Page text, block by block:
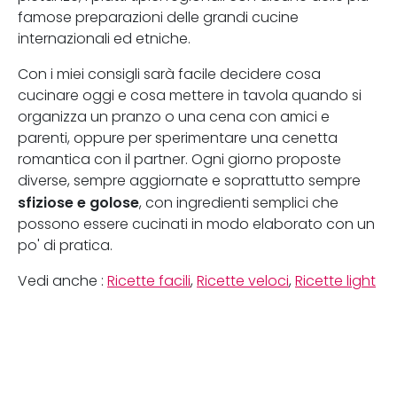
famose preparazioni delle grandi cucine
internazionali ed etniche.
Con i miei consigli sarà facile decidere cosa
cucinare oggi e cosa mettere in tavola quando si
organizza un pranzo o una cena con amici e
parenti, oppure per sperimentare una cenetta
romantica con il partner. Ogni giorno proposte
diverse, sempre aggiornate e soprattutto sempre
sfiziose e golose, con ingredienti semplici che
possono essere cucinati in modo elaborato con un
po' di pratica.
Vedi anche : Ricette facili, Ricette veloci, Ricette light